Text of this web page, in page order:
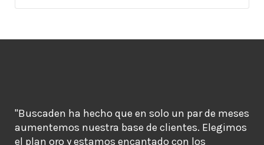
"Buscaden ha hecho que en solo un par de meses
aumentemos nuestra base de clientes. Elegimos
el plan oro y estamos encantado con los